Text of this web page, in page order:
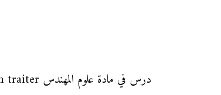
درس في مادة علوم المهندس Fonction traiter لتلاميذ الجذع المشترك التكنولوجي.